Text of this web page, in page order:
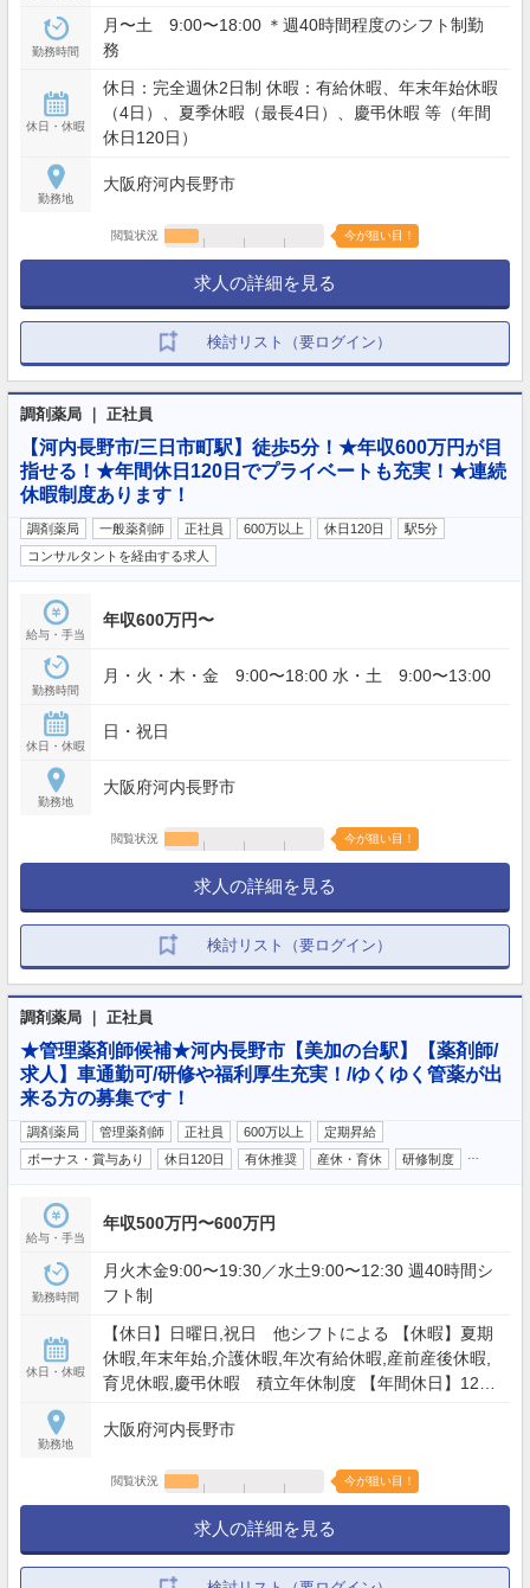
勤務時間
月〜土 9:00〜18:00 ＊週40時間程度のシフト制勤
務
休日・休暇
休日：完全週休2日制 休暇：有給休暇、年末年始休暇
（4日）、夏季休暇（最長4日）、慶弔休暇 等（年間
休日120日）
勤務地
大阪府河内長野市
閲覧状況 今が狙い目！
求人の詳細を見る
検討リスト（要ログイン）
調剤薬局 ｜ 正社員
【河内長野市/三日市町駅】徒歩5分！★年収600万円が目
指せる！★年間休日120日でプライベートも充実！★連続
休暇制度あります！
調剤薬局 一般薬剤師 正社員 600万以上 休日120日
駅5分
コンサルタントを経由する求人
給与・手当
年収600万円〜
勤務時間
月・火・木・金 9:00〜18:00 水・土 9:00〜13:00
休日・休暇
日・祝日
勤務地
大阪府河内長野市
閲覧状況 今が狙い目！
求人の詳細を見る
検討リスト（要ログイン）
調剤薬局 ｜ 正社員
★管理薬剤師候補★河内長野市【美加の台駅】【薬剤師/
求人】車通勤可/研修や福利厚生充実！/ゆくゆく管薬が出
来る方の募集です！
調剤薬局 管理薬剤師 正社員 600万以上
定期昇給
ボーナス・賞与あり
休日120日 有休推奨 産休・育休 研修制度
給与・手当
年収500万円〜600万円
勤務時間
月火木金9:00〜19:30／水土9:00〜12:30 週40時間シ
フト制
休日・休暇
【休日】日曜日,祝日 他シフトによる 【休暇】夏期
休暇,年末年始,介護休暇,年次有給休暇,産前産後休暇,
育児休暇,慶弔休暇 積立年休制度 【年間休日】120
勤務地
大阪府河内長野市
閲覧状況 今が狙い目！
求人の詳細を見る